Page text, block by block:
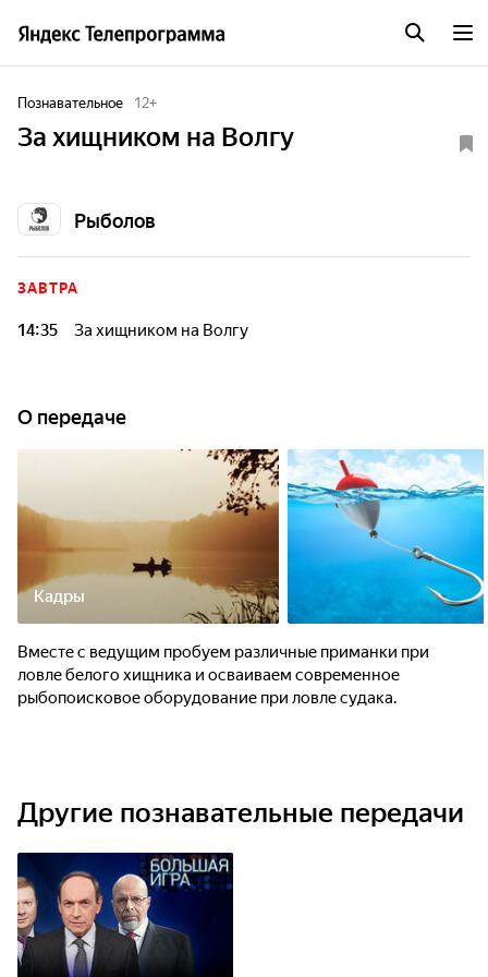
Познавательное 12+
За хищником на Волгу
Рыболов
ЗАВТРА
14:35 За хищником на Волгу
О передаче
Кадры
Вместе с ведущим пробуем различные приманки при
ловле белого хищника и осваиваем современное
рыбопоисковое оборудование при ловле судака.
Другие познавательные передачи